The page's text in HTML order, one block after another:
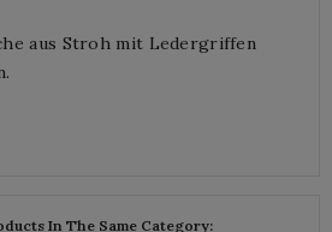
aus Stroh mit Ledergriffen
In The Same Category: